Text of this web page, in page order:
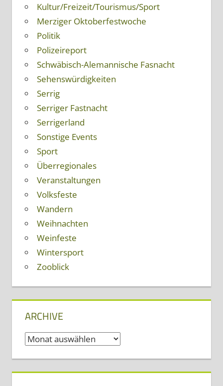
Kultur/Freizeit/Tourismus/Sport
Merziger Oktoberfestwoche
Politik
Polizeireport
Schwäbisch-Alemannische Fasnacht
Sehenswürdigkeiten
Serrig
Serriger Fastnacht
Serrigerland
Sonstige Events
Sport
Überregionales
Veranstaltungen
Volksfeste
Wandern
Weihnachten
Weinfeste
Wintersport
Zooblick
ARCHIVE
Archive